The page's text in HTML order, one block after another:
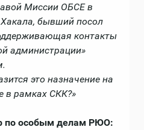
Миссии ОБСЕ в
Хакала, бывший посол
контакты
администрации»
это назначение на
в рамках СКК?»
по особым делам РЮО: